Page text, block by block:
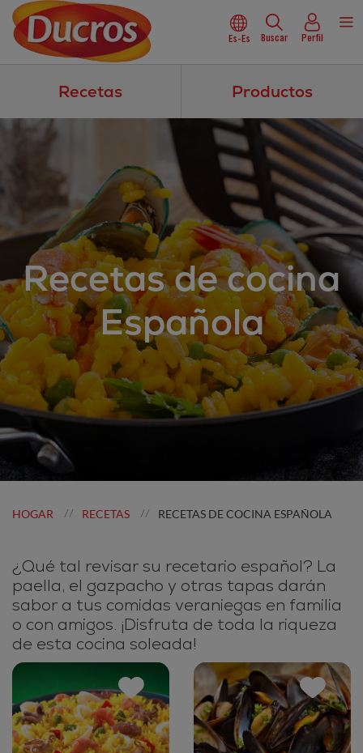
Es-Es Buscar Perfil
Recetas Productos
Recetas de cocina
Española
HOGAR // RECETAS // RECETAS DE COCINA ESPAÑOLA
¿Qué tal revisar su recetario español? La
paella, el gazpacho y otras tapas darán
sabor a tus comidas veraniegas en familia
o con amigos. ¡Disfruta de toda la riqueza
de esta cocina soleada!